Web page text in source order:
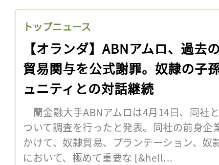
トップニュース
【オランダ】ABNアムロ、過去
貿易関与を公式謝罪。奴隷の子
ュニティとの対話継続
蘭金融大手ABNアムロは4月14日、同社
ついて調査を行ったと発表。同社の前身企
かけて、奴隷貿易、プランテーション、奴
において、極めて重要な [&hell...